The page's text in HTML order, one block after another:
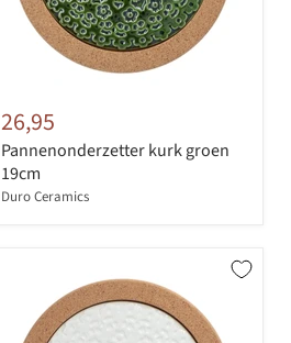
26,95
Pannenonderzetter kurk groen
19cm
Duro Ceramics